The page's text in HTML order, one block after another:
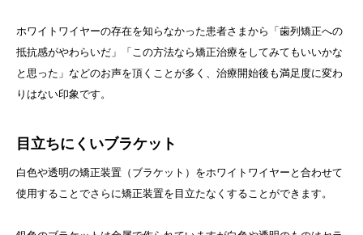
ホワイトワイヤーの存在を知らなかった患者さまから「歯列矯正への
抵抗感がやわらいだ」「この方法なら矯正治療をしてみてもいいかな
と思った」などのお声を頂くことが多く、治療開始後も満足度に変わ
りはない印象です。
目立ちにくいブラケット
白色や透明の矯正装置（ブラケット）をホワイトワイヤーと合わせて
使用することでさらに矯正装置を目立たなくすることができます。